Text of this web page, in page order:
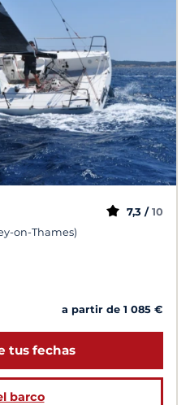
on-Thames)
7,3 / 10
a partir de 1 085 €
tus fechas
barco